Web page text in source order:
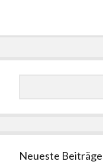
Seitenleiste
Neueste Beiträge